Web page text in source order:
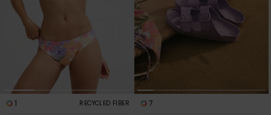
1 RECYCLED FIBER
7